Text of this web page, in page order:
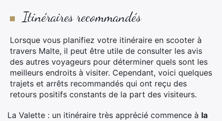
Itinéraires recommandés
Lorsque vous planifiez votre itinéraire en scooter à
travers Malte, il peut être utile de consulter les avis
des autres voyageurs pour déterminer quels sont les
meilleurs endroits à visiter. Cependant, voici quelques
trajets et arrêts recommandés qui ont reçu des
retours positifs constants de la part des visiteurs.
La Valette : un itinéraire très apprécié commence à la